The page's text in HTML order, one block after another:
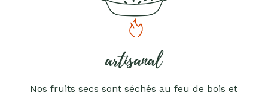
artisanal
Nos fruits secs sont séchés au feu de bois et